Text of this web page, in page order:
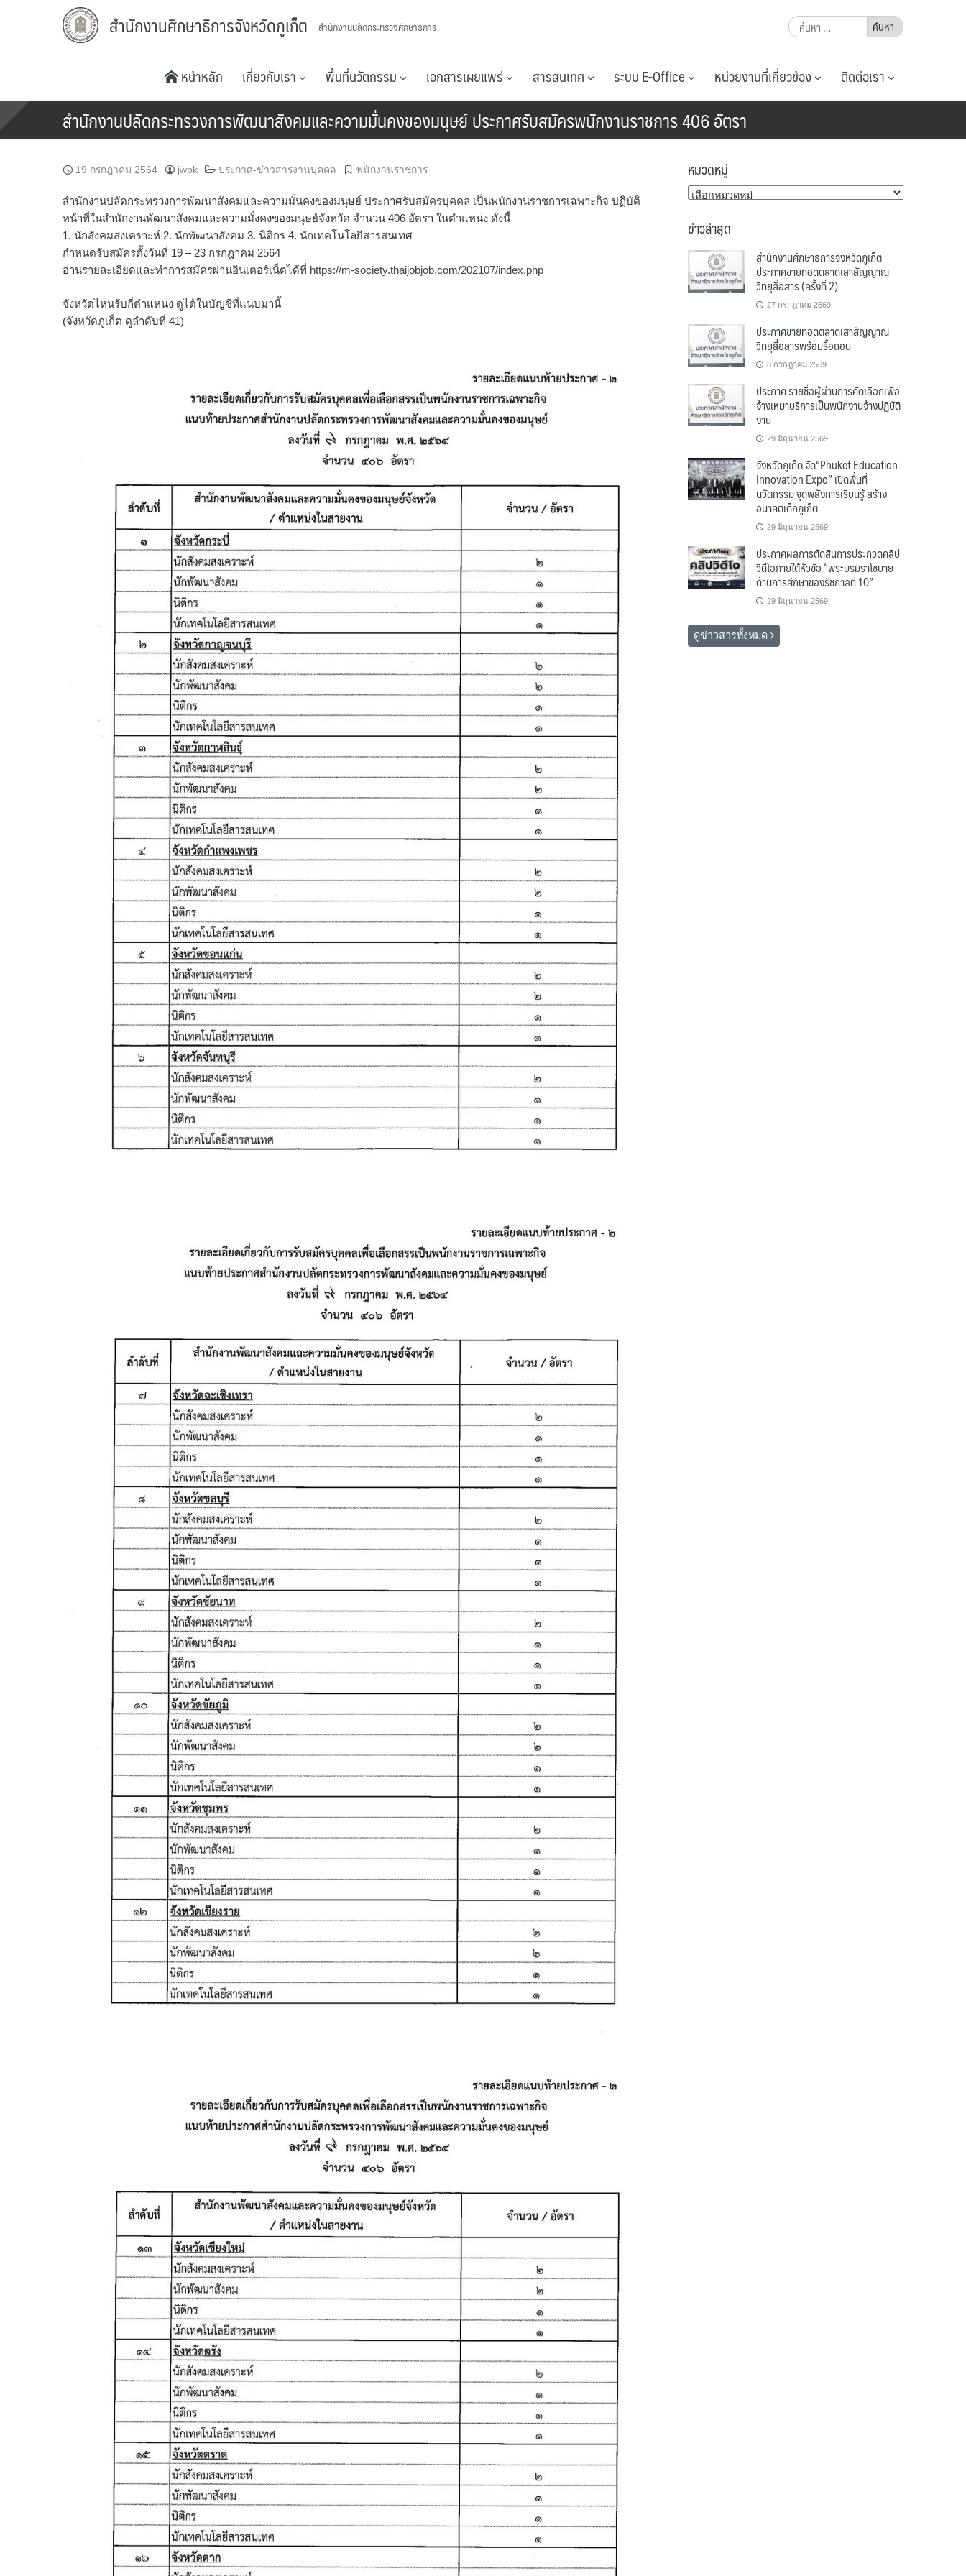
สำนักงานศึกษาธิการจังหวัดภูเก็ต สำนักงานปลัดกระทรวงศึกษาธิการ
ค้นหา
สำหรับ:
หน้าหลัก เกี่ยวกับเรา พื้นที่นวัตกรรม เอกสารเผยแพร่ สารสนเทศ ระบบ E-Office หน่วยงานที่เกี่ยวข้อง ติดต่อเรา
สำนักงานปลัดกระทรวงการพัฒนาสังคมและความมั่นคงของมนุษย์ ประกาศรับสมัครพนักงานราชการ 406 อัตรา
19 กรกฎาคม 2564 jwpk ประกาศ-ข่าวสารงานบุคคล พนักงานราชการ
สำนักงานปลัดกระทรวงการพัฒนาสังคมและความมั่นคงของมนุษย์ ประกาศรับสมัครบุคคล เป็นพนักงานราชการเฉพาะกิจ ปฏิบัติ
หน้าที่ในสำนักงานพัฒนาสังคมและความมั่งคงของมนุษย์จังหวัด จำนวน 406 อัตรา ในตำแหน่ง ดังนี้
1. นักสังคมสงเคราะห์ 2. นักพัฒนาสังคม 3. นิติกร 4. นักเทคโนโลยีสารสนเทศ
กำหนดรับสมัครตั้งวันที่ 19 – 23 กรกฎาคม 2564
อ่านรายละเอียดและทำการสมัครผ่านอินเตอร์เน็ตได้ที่ https://m-society.thaijobjob.com/202107/index.php
จังหวัดไหนรับกี่ตำแหน่ง ดูได้ในบัญชีที่แนบมานี้
(จังหวัดภูเก็ต ดูลำดับที่ 41)
หมวดหมู่
หมวด
ข่าวล่าสุด
สำนักงานศึกษาธิการจังหวัดภูเก็ต
ประกาศขายทอดตลาดเสาสัญญาณ
วิทยุสื่อสาร (ครั้งที่ 2)
27 กรกฎาคม 2569
ประกาศขายทอดตลาดเสาสัญญาณ
วิทยุสื่อสารพร้อมรื้อถอน
8 กรกฎาคม 2569
ประกาศ รายชื่อผู้ผ่านการคัดเลือกเพื่อ
จ้างเหมาบริการเป็นพนักงานจ้างปฏิบัติ
งาน
29 มิถุนายน 2569
จังหวัดภูเก็ต จัด“Phuket Education
Innovation Expo” เปิดพื้นที่
นวัตกรรม จุดพลังการเรียนรู้ สร้าง
อนาคตเด็กภูเก็ต
29 มิถุนายน 2569
ประกาศผลการตัดสินการประกวดคลิป
วิดีโอภายใต้หัวข้อ “พระบรมราโชบาย
ด้านการศึกษาของรัชกาลที่ 10”
29 มิถุนายน 2569
ดูข่าวสารทั้งหมด